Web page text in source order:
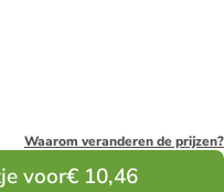
Waarom veranderen de prijzen?
voor€ 10,46